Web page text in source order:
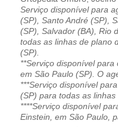
Serviço disponível para
(SP), Santo André (SP),
(SP), Salvador (BA), Rio
todas as linhas de plano
(SP).
**Serviço disponível
em São Paulo (SP). O
***Serviço disponível
(SP) para todas as linhas
****Serviço disponível
Einstein, em São Paulo,